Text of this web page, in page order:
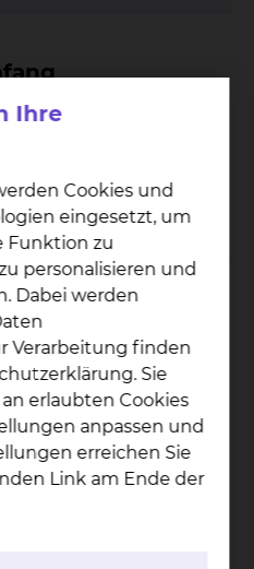
für Innere
Fachärzten für
von Patienten mit
Erkrankungen
02340, 02341, 13250,
32019, 32023, 32030,
32056, 32057, 32058,
32064, 32065, 32066,
32073, 32074, 32075,
32084, 32085, 32107,
dazu, für im
erteilten
an
und MVZ
Ihre
Cookies und
eingesetzt, um
Funktion zu
personalisieren und
Dabei werden
Verarbeitung finden
Sie
erlaubten Cookies
anpassen und
erreichen Sie
Link am Ende der